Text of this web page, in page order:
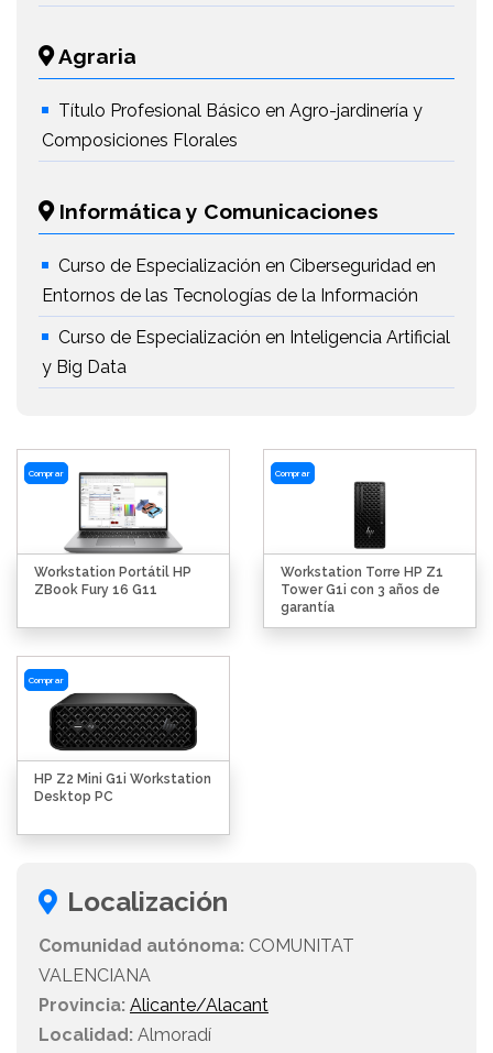
Agraria
Título Profesional Básico en Agro-jardinería y
Composiciones Florales
Informática y Comunicaciones
Curso de Especialización en Ciberseguridad en
Entornos de las Tecnologías de la Información
Curso de Especialización en Inteligencia Artificial
y Big Data
Comprar
Workstation Portátil HP
ZBook Fury 16 G11
Comprar
Workstation Torre HP Z1
Tower G1i con 3 años de
garantía
Comprar
HP Z2 Mini G1i Workstation
Desktop PC
Localización
Comunidad autónoma: COMUNITAT
VALENCIANA
Provincia: Alicante/Alacant
Localidad: Almoradí